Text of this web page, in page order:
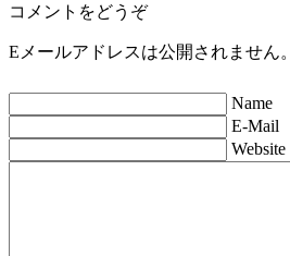
コメントをどうぞ
Eメールアドレスは公開されません。
Name
E-Mail
Website